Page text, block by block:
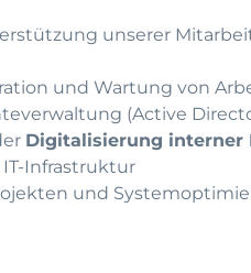
unserer
und Wartung von
(Active
Digitalisierung interner
Infrastruktur
und